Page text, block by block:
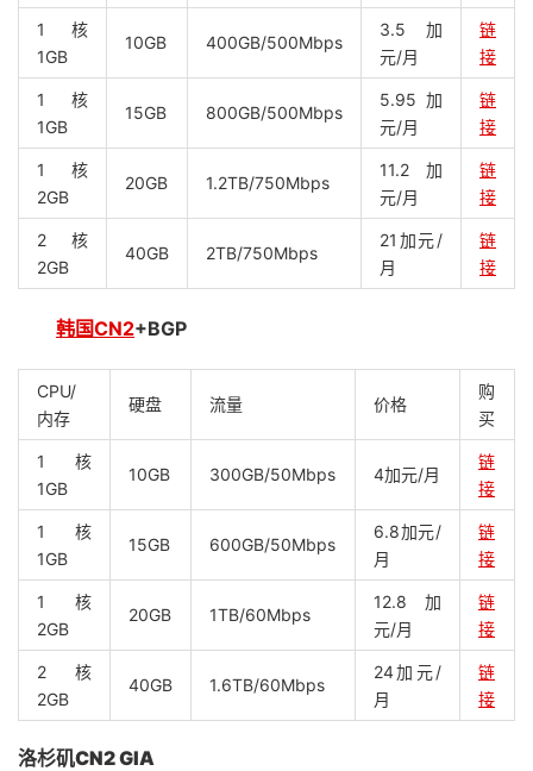
1核
1GB
10GB 400GB/500Mbps
3.5加
元/月
链
接
1核
1GB
15GB 800GB/500Mbps
5.95加
元/月
链
接
1核
2GB
20GB 1.2TB/750Mbps
11.2加
元/月
链
接
2核
2GB
40GB 2TB/750Mbps
21加元/
月
链
接
韩国CN2+BGP
CPU/
内存
硬盘 流量 价格
购
买
1核
1GB
10GB 300GB/50Mbps 4加元/月
链
接
1核
1GB
15GB 600GB/50Mbps
6.8加元/
月
链
接
1核
2GB
20GB 1TB/60Mbps
12.8加
元/月
链
接
2核
2GB
40GB 1.6TB/60Mbps
24加元/
月
链
接
洛杉矶CN2 GIA